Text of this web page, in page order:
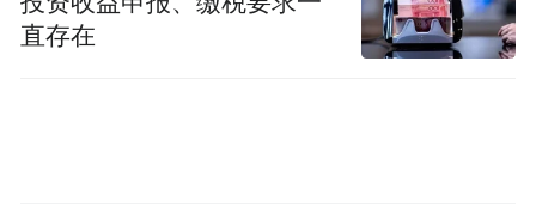
此前，凤凰网公益专项基金旗下的“益童计划”
直存在